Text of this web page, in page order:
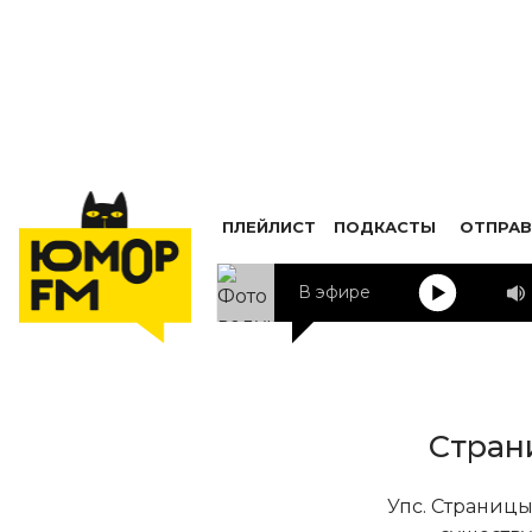
ПЛЕЙЛИСТ ПОДКАСТЫ
В эфире
Упс.